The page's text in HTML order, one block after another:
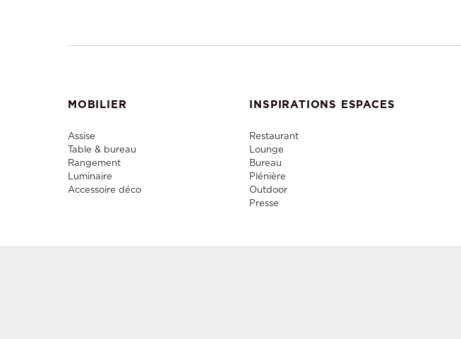
MOBILIER
Assise
Table & bureau
Rangement
Luminaire
Accessoire déco
INSPIRATIONS ESPACES
Restaurant
Lounge
Bureau
Plénière
Outdoor
Presse